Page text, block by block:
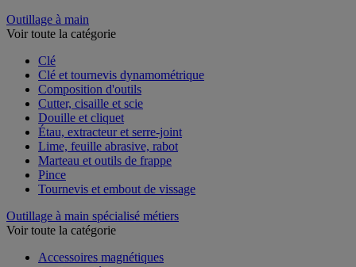
Outillage à main
Voir toute la catégorie
Clé
Clé et tournevis dynamométrique
Composition d'outils
Cutter, cisaille et scie
Douille et cliquet
Étau, extracteur et serre-joint
Lime, feuille abrasive, rabot
Marteau et outils de frappe
Pince
Tournevis et embout de vissage
Outillage à main spécialisé métiers
Voir toute la catégorie
Accessoires magnétiques